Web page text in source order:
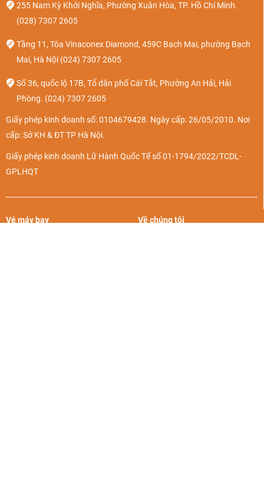
255 Nam Kỳ Khởi Nghĩa, Phường Xuân Hòa, TP. Hồ Chí Minh.
(028) 7307 2605
Tầng 11, Tòa Vinaconex Diamond, 459C Bạch Mai, phường Bạch
Mai, Hà Nội (024) 7307 2605
Số 36, quốc lộ 17B, Tổ dân phố Cái Tắt, Phường An Hải, Hải
Phòng. (024) 7307 2605
Giấy phép kinh doanh số: 0104679428. Ngày cấp: 26/05/2010. Nơi
cấp: Sở KH & ĐT TP Hà Nội.
Giấy phép kinh doanh Lữ Hành Quốc Tế số 01-1794/2022/TCDL-
GPLHQT
Vé máy bay Về chúng tôi